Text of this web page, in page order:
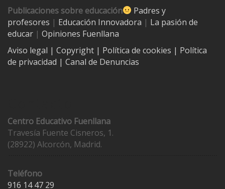
Publicaciones sobre educación
Padres y
profesores | Educación Innovadora | La pasión de
educar | Opiniones Fuenllana
Aviso legal | Copyright | Política de cookies | Política
de privacidad | Canal de Denuncias
Centro Educativo Fuenllana
Travesía Fuente Cisneros, 1.
(28922) Alcorcón, Madrid.
Teléfono
916 14 47 29